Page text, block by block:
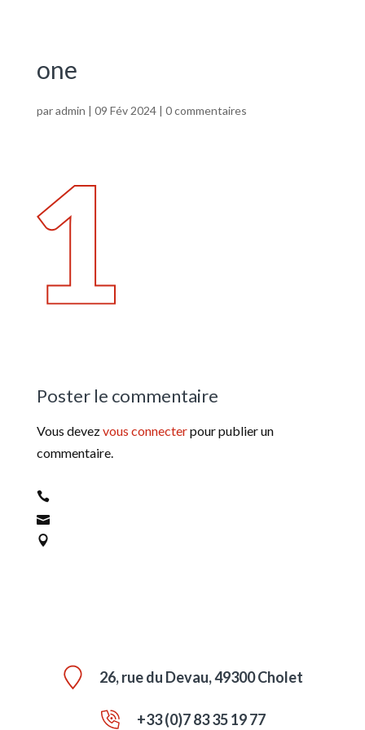
one
paradmin | 09 Fév 2024| 0 commentaires
Poster le commentaire
Vous devezvous connecterpour publier un
commentaire.
26, rue du Devau, 49300 Cholet
+33 (0)7 83 35 19 77